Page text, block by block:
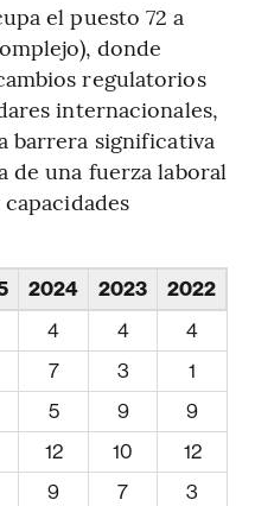
el puesto 72 a
donde
regulatorios
internacionales,
barrera significativa
de una fuerza laboral
2024 2023
2022
4 4
4
7 3
1
5 9
9
12 10
12
9 7
3